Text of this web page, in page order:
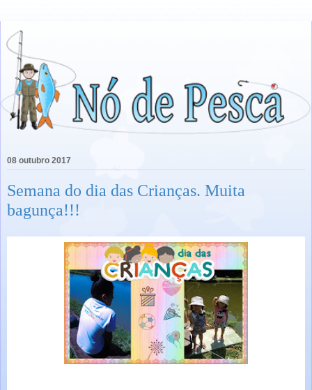
08 outubro 2017
Semana do dia das Crianças. Muita
bagunça!!!